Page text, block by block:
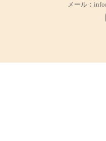
メール：